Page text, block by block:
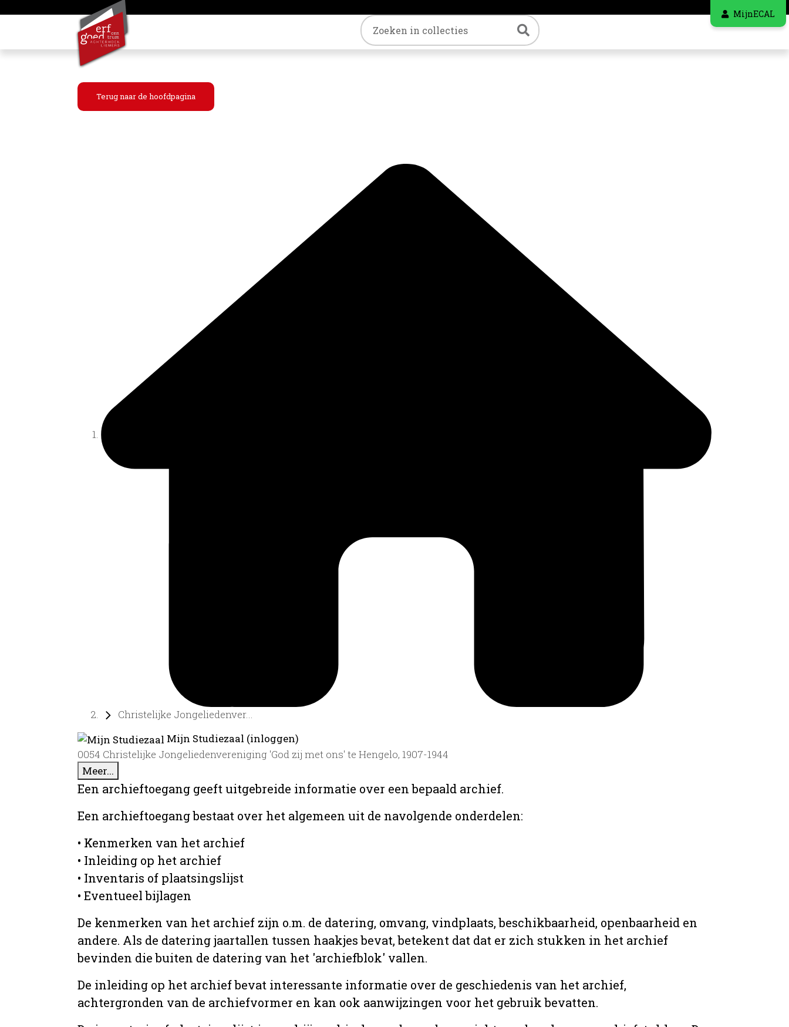
MijnECAL
Trefwoord Zoeken
Terug naar de hoofdpagina
Christelijke Jongeliedenver...
Mijn Studiezaal (inloggen)
0054 Christelijke Jongeliedenvereniging 'God zij met ons' te Hengelo, 1907-1944
Meer...
Een archieftoegang geeft uitgebreide informatie over een bepaald archief.
Een archieftoegang bestaat over het algemeen uit de navolgende onderdelen:
• Kenmerken van het archief
• Inleiding op het archief
• Inventaris of plaatsingslijst
• Eventueel bijlagen
De kenmerken van het archief zijn o.m. de datering, omvang, vindplaats, beschikbaarheid, openbaarheid en
andere. Als de datering jaartallen tussen haakjes bevat, betekent dat dat er zich stukken in het archief
bevinden die buiten de datering van het 'archiefblok' vallen.
De inleiding op het archief bevat interessante informatie over de geschiedenis van het archief,
achtergronden van de archiefvormer en kan ook aanwijzingen voor het gebruik bevatten.